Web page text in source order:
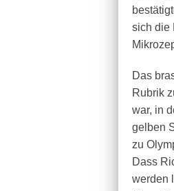
sich die
Das
Rubrik
war, in
gelben
zu
Dass
werden